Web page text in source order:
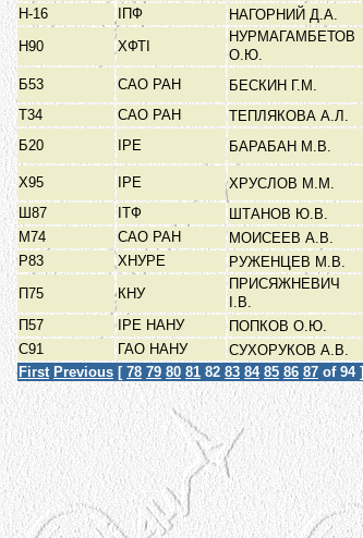
Н-16
ІПФ НАГОРНИЙ Д.А.
Н90
ХФТІ
НУРМАГАМБЕТОВ
О.Ю.
Б53 САО РАН БЕСКИН Г.М.
Т34
САО РАН ТЕПЛЯКОВА А.Л.
Б20
ІРЕ БАРАБАН М.В.
Х95 ІРЕ ХРУСЛОВ М.М.
Ш87
ІТФ ШТАНОВ Ю.В.
М74
САО РАН МОИСЕЕВ А.В.
Р83
ХНУРЕ РУЖЕНЦЕВ М.В.
П75
КНУ
ПРИСЯЖНЕВИЧ
І.В.
П57
ІРЕ НАНУ ПОПКОВ О.Ю.
С91
ГАО НАНУ СУХОРУКОВ А.В.
First Previous [ 78 79 80 81 82 83 84 85 86 87 of 94 ]